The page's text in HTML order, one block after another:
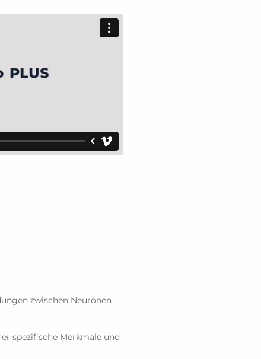
zwischen Neuronen
spezifische Merkmale und